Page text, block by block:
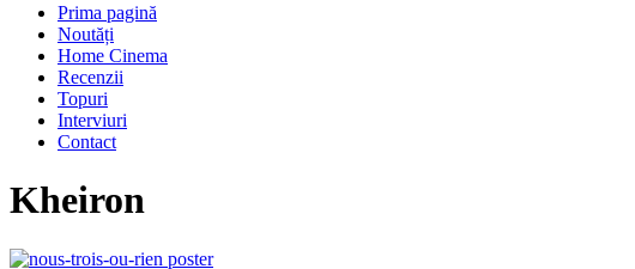
Prima pagină
Noutăți
Home Cinema
Recenzii
Topuri
Interviuri
Contact
Kheiron